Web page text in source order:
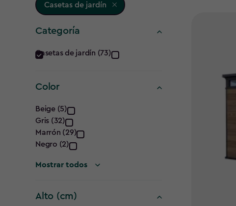
Casetas de jardín
Categoría
Categoría
filter
Casetas de jardín (73)
Color
Color
filter
Beige (5)
Gris (32)
Marrón (29)
Negro (2)
Mostrar todos
Alto (cm)